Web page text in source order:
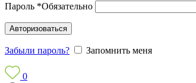
Пароль *Обязательно
Авторизоваться
Забыли пароль? Запомнить меня
0